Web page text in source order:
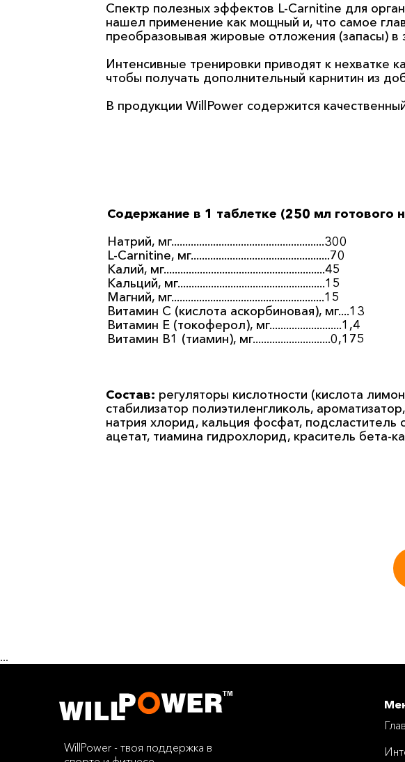
Спектр полезных эффектов L-Carnitine для
нашел применение как мощный и, что самое
преобразовывая жировые отложения (запасы) в
Интенсивные тренировки приводят к нехватке
чтобы получать дополнительный карнитин из
В продукции WillPower содержится
Содержание в 1 таблетке (250 мл готового
Натрий, мг.......................................................300
L-Carnitine, мг..................................................70
Калий, мг..........................................................45
Кальций, мг.....................................................15
Магний, мг.......................................................15
Витамин С (кислота аскорбиновая), мг....13
Витамин Е (токоферол), мг..........................1,4
Витамин В1 (тиамин), мг............................0,175
Состав: регуляторы кислотности (кислота
стабилизатор полиэтиленгликоль,
натрия хлорид, кальция фосфат,
ацетат, тиамина гидрохлорид, краситель бета-
...
WillPower - твоя поддержка в